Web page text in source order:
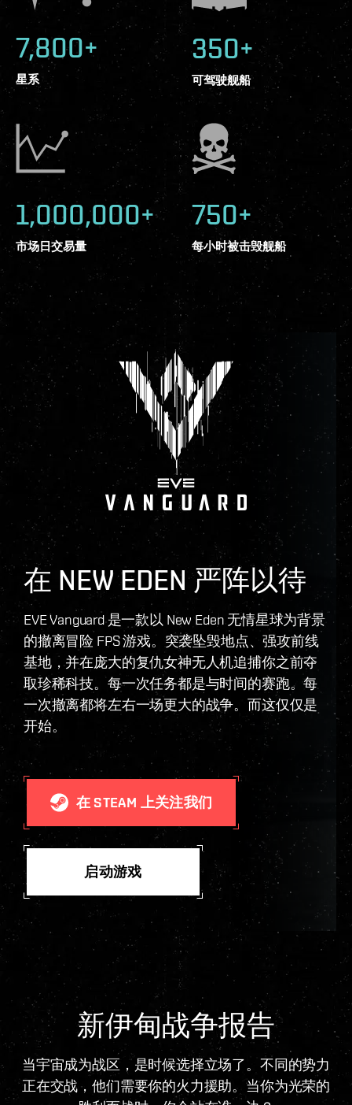
7,800+
星系
350+
可驾驶舰船
1,000,000+
市场日交易量
750+
每小时被击毁舰船
在 NEW EDEN 严阵以待
EVE Vanguard 是一款以 New Eden 无情星球为背景
的撤离冒险 FPS 游戏。突袭坠毁地点、强攻前线
基地，并在庞大的复仇女神无人机追捕你之前夺
取珍稀科技。每一次任务都是与时间的赛跑。每
一次撤离都将左右一场更大的战争。而这仅仅是
开始。
在 STEAM 上关注我们
启动游戏
新伊甸战争报告
当宇宙成为战区，是时候选择立场了。不同的势力
正在交战，他们需要你的火力援助。当你为光荣的